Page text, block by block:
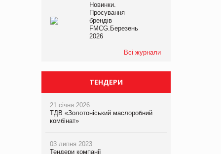
Новинки.
Просування
брендів
FMCG.Березень
2026
Всі журнали
ТЕНДЕРИ
21 січня 2026
ТДВ «Золотоніський маслоробний
комбінат»
03 липня 2023
Тендери компанії